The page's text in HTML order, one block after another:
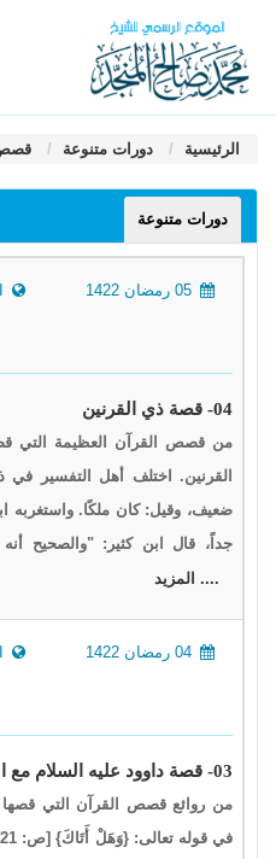
الرئيسية دورات متنوعة قصص
دورات متنوعة
04- قصة ذي القرنين
من قصص القرآن العظيمة التي
القرنين. اختلف أهل التفسير في
ضعيف، وقيل: كان ملكًا. واستغربه
جداً، قال ابن كثير: "والصحيح
.... المزيد
03- قصة داوود عليه السلام مع الخصمين
من روائع قصص القرآن التي قصها